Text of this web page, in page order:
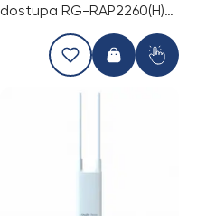
dostupa RG-RAP2260(H)
Reyee Wi-Fi